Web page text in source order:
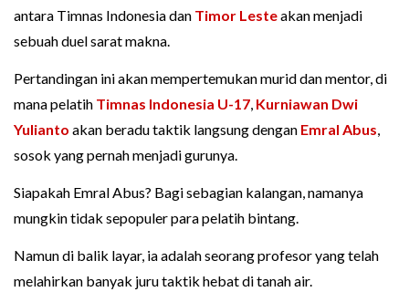
antara Timnas Indonesia dan Timor Lesteakan menjadi
sebuah duel sarat makna.
Pertandingan ini akan mempertemukan murid dan mentor, di
mana pelatih Timnas Indonesia U-17, Kurniawan Dwi
Yulianto akan beradu taktik langsung dengan Emral Abus,
sosok yang pernah menjadi gurunya.
Siapakah Emral Abus? Bagi sebagian kalangan, namanya
mungkin tidak sepopuler para pelatih bintang.
Namun di balik layar, ia adalah seorang profesor yang telah
melahirkan banyak juru taktik hebat di tanah air.